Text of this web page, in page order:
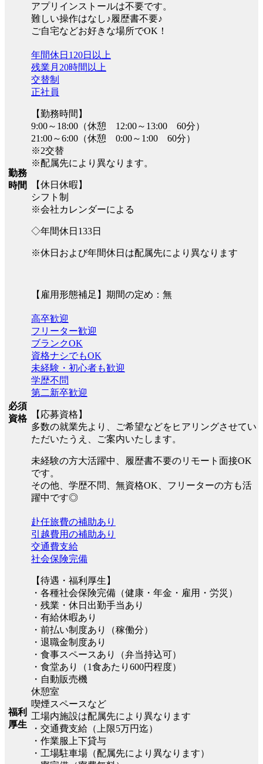
アプリインストールは不要です。
難しい操作はなし♪履歴書不要♪
ご自宅などお好きな場所でOK！
勤務
時間
年間休日120日以上
残業月20時間以上
交替制
正社員
【勤務時間】
9:00～18:00（休憩 12:00～13:00 60分）
21:00～6:00（休憩 0:00～1:00 60分）
※2交替
※配属先により異なります。
【休日休暇】
シフト制
※会社カレンダーによる
◇年間休日133日
※休日および年間休日は配属先により異なります
【雇用形態補足】期間の定め：無
必須
資格
高卒歓迎
フリーター歓迎
ブランクOK
資格ナシでもOK
未経験・初心者も歓迎
学歴不問
第二新卒歓迎
【応募資格】
多数の就業先より、ご希望などをヒアリングさせてい
ただいたうえ、ご案内いたします。
未経験の方大活躍中、履歴書不要のリモート面接OK
です。
その他、学歴不問、無資格OK、フリーターの方も活
躍中です◎
福利
厚生
赴任旅費の補助あり
引越費用の補助あり
交通費支給
社会保険完備
【待遇・福利厚生】
・各種社会保険完備（健康・年金・雇用・労災）
・残業・休日出勤手当あり
・有給休暇あり
・前払い制度あり（稼働分）
・退職金制度あり
・食事スペースあり（弁当持込可）
・食堂あり（1食あたり600円程度）
・自動販売機
休憩室
喫煙スペースなど
工場内施設は配属先により異なります
・交通費支給（上限5万円迄）
・作業服上下貸与
・工場駐車場（配属先により異なります）